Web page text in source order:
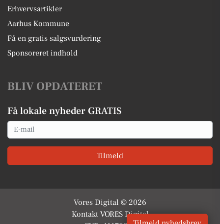
Erhvervsartikler
Aarhus Kommune
Få en gratis salgsvurdering
Sponsoreret indhold
BLIV OPDATERET
Få lokale nyheder GRATIS
Email
Tilmeld
Vores Digital © 2026
Kontakt VORES Digital